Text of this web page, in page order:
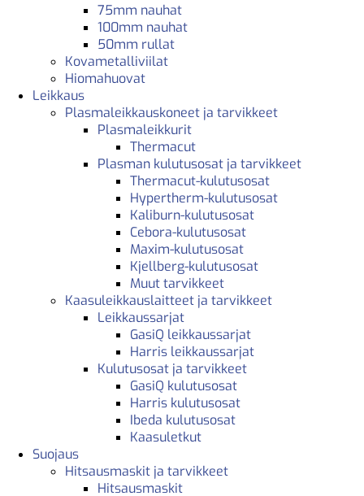
75mm nauhat
100mm nauhat
50mm rullat
Kovametalliviilat
Hiomahuovat
Leikkaus
Plasmaleikkauskoneet ja tarvikkeet
Plasmaleikkurit
Thermacut
Plasman kulutusosat ja tarvikkeet
Thermacut-kulutusosat
Hypertherm-kulutusosat
Kaliburn-kulutusosat
Cebora-kulutusosat
Maxim-kulutusosat
Kjellberg-kulutusosat
Muut tarvikkeet
Kaasuleikkauslaitteet ja tarvikkeet
Leikkaussarjat
GasiQ leikkaussarjat
Harris leikkaussarjat
Kulutusosat ja tarvikkeet
GasiQ kulutusosat
Harris kulutusosat
Ibeda kulutusosat
Kaasuletkut
Suojaus
Hitsausmaskit ja tarvikkeet
Hitsausmaskit